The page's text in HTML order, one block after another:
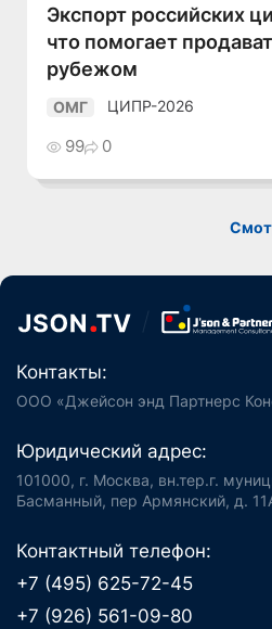
Экспорт российских
что помогает
рубежом
ОМГ ЦИПР-2026
99 0
Контакты:
ООО «Джейсон энд Партнерс
Юридический адрес:
101000, г. Москва, вн.тер.г.
Басманный, пер Армянский, д.
Контактный телефон:
+7 (495) 625-72-45
+7 (926) 561-09-80